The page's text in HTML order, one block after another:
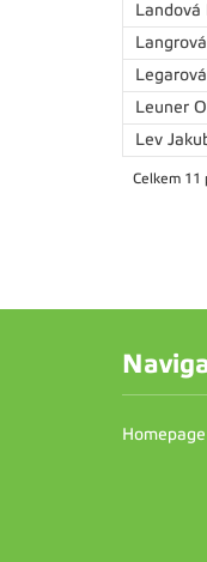
Landová
Leuner
Lev
Celkem 11
Homepage